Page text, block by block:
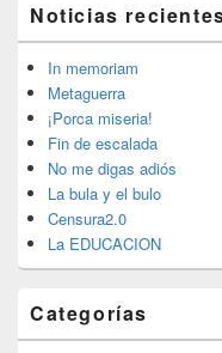
área
de
widget
barra
lateral
primaria
Noticias
In memoriam
Metaguerra
¡Porca miseria!
Fin de escalada
No me digas adiós
La bula y el bulo
Censura2.0
La EDUCACION
Categorías